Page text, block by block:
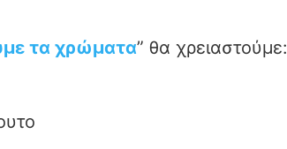
τα χρώματα” θα χρειαστούμε: